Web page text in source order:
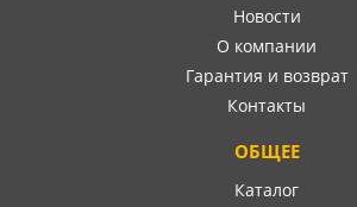
Новости
О компании
Гарантия и возврат
Контакты
ОБЩЕЕ
Каталог